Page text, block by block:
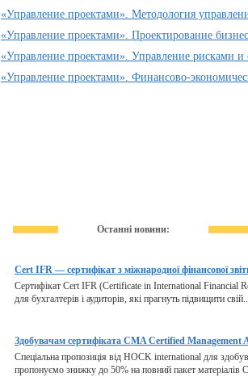
«Управление проектами». Методология
«Управление проектами». Проектирование
«Управление проектами». Управление рисками и
«Управление проектами». Финансово-
Останні новини:
Cert IFR — сертифікат з міжнародної фінансової
Сертифікат Cert IFR (Certificate in International Financial
для бухгалтерів і аудиторів, які прагнуть підвищити
Здобувачам сертифіката CMA Certified Management
Спеціальна пропозиція від HOCK international для
пропонуємо знижку до 50% на повний пакет матеріалів